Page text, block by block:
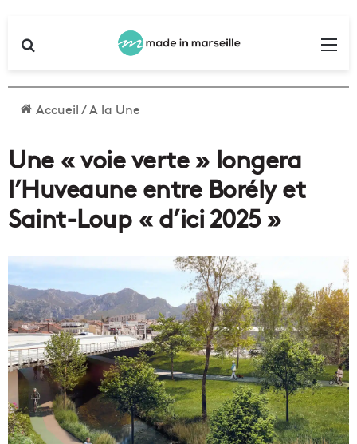
Accueil/A la Une
Une « voie verte » longera
l’Huveaune entre Borély et
Saint-Loup « d’ici 2025 »